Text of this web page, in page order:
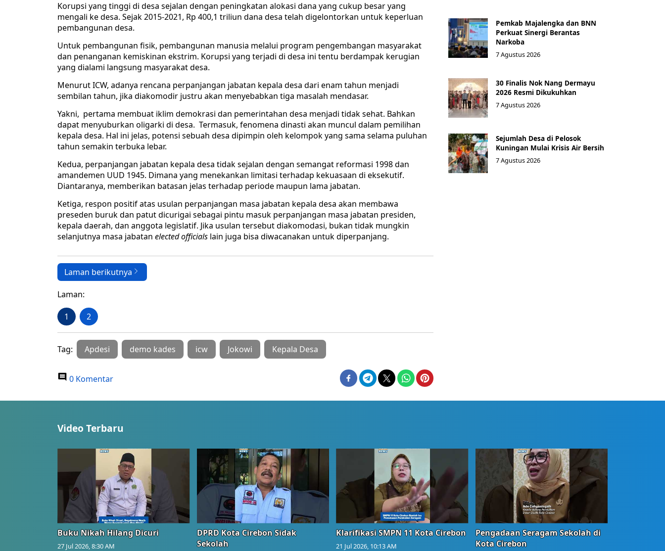
Korupsi yang tinggi di desa sejalan dengan peningkatan alokasi dana yang cukup besar yang
mengali ke desa. Sejak 2015-2021, Rp 400,1 triliun dana desa telah digelontorkan untuk keperluan
pembangunan desa.
Untuk pembangunan fisik, pembangunan manusia melalui program pengembangan masyarakat
dan penanganan kemiskinan ekstrim. Korupsi yang terjadi di desa ini tentu berdampak kerugian
yang dialami langsung masyarakat desa.
Menurut ICW, adanya rencana perpanjangan jabatan kepala desa dari enam tahun menjadi
sembilan tahun, jika diakomodir justru akan menyebabkan tiga masalah mendasar.
Yakni, pertama membuat iklim demokrasi dan pemerintahan desa menjadi tidak sehat. Bahkan
dapat menyuburkan oligarki di desa. Termasuk, fenomena dinasti akan muncul dalam pemilihan
kepala desa. Hal ini jelas, potensi sebuah desa dipimpin oleh kelompok yang sama selama puluhan
tahun semakin terbuka lebar.
Kedua, perpanjangan jabatan kepala desa tidak sejalan dengan semangat reformasi 1998 dan
amandemen UUD 1945. Dimana yang menekankan limitasi terhadap kekuasaan di eksekutif.
Diantaranya, memberikan batasan jelas terhadap periode maupun lama jabatan.
Ketiga, respon positif atas usulan perpanjangan masa jabatan kepala desa akan membawa
preseden buruk dan patut dicurigai sebagai pintu masuk perpanjangan masa jabatan presiden,
kepala daerah, dan anggota legislatif. Jika usulan tersebut diakomodasi, bukan tidak mungkin
selanjutnya masa jabatan elected officials lain juga bisa diwacanakan untuk diperpanjang.
Laman berikutnya
Laman:
1 2
Tag: Apdesi demo kades icw Jokowi Kepala Desa
0 Komentar
Pemkab Majalengka dan BNN
Perkuat Sinergi Berantas
Narkoba
7 Agustus 2026
30 Finalis Nok Nang Dermayu
2026 Resmi Dikukuhkan
7 Agustus 2026
Sejumlah Desa di Pelosok
Kuningan Mulai Krisis Air Bersih
7 Agustus 2026
Video Terbaru
Buku Nikah Hilang Dicuri
27 Jul 2026, 8:30 AM
DPRD Kota Cirebon Sidak
Sekolah
Klarifikasi SMPN 11 Kota Cirebon
21 Jul 2026, 10:13 AM
Pengadaan Seragam Sekolah di
Kota Cirebon